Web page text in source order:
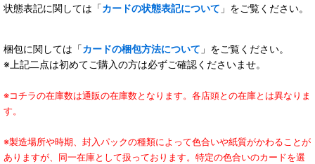
状態表記に関しては「カードの状態表記について 」をご覧ください。
梱包に関しては「カードの梱包方法について 」をご覧ください。
※上記二点は初めてご購入の方は必ずご確認くださいませ。
※コチラの在庫数は通販の在庫数となります。各店頭との在庫とは異なりま
す。
※製造場所や時期、封入パックの種類によって色合いや紙質がかわることが
ありますが、同一在庫として扱っております。特定の色合いのカードを選